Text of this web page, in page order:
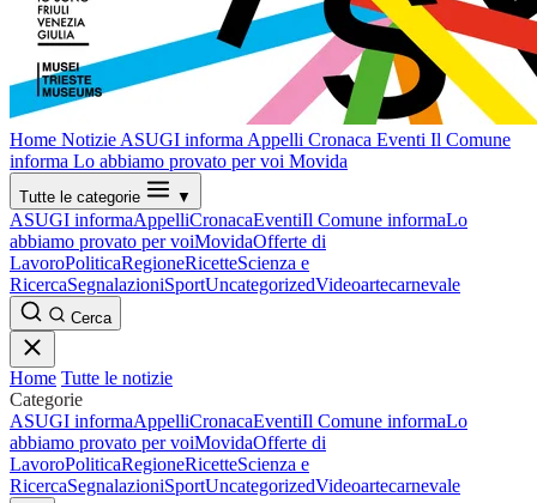
Home Notizie ASUGI informa Appelli Cronaca Eventi Il Comune
informa Lo abbiamo provato per voi Movida
Tutte le categorie ▼
ASUGI informaAppelliCronacaEventiIl Comune informaLo
abbiamo provato per voiMovidaOfferte di
LavoroPoliticaRegioneRicetteScienza e
RicercaSegnalazioniSportUncategorizedVideoartecarnevale
Cerca
Home Tutte le notizie
Categorie
ASUGI informaAppelliCronacaEventiIl Comune informaLo
abbiamo provato per voiMovidaOfferte di
LavoroPoliticaRegioneRicetteScienza e
RicercaSegnalazioniSportUncategorizedVideoartecarnevale